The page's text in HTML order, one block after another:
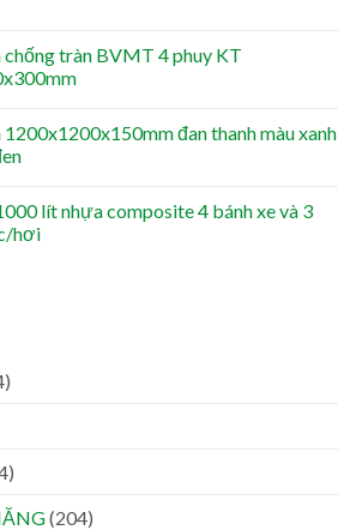
chống tràn BVMT 4 phuy KT
đan thanh màu xanh
lít nhựa composite 4 bánh xe và 3
hơi
(204)